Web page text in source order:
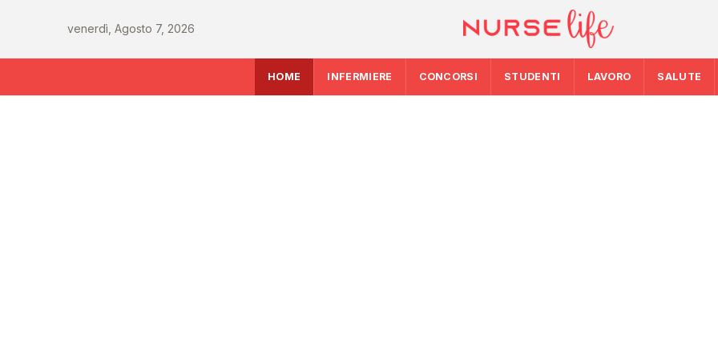
venerdì, Agosto 7, 2026
HOME INFERMIERE CONCORSI STUDENTI LAVORO SALUTE